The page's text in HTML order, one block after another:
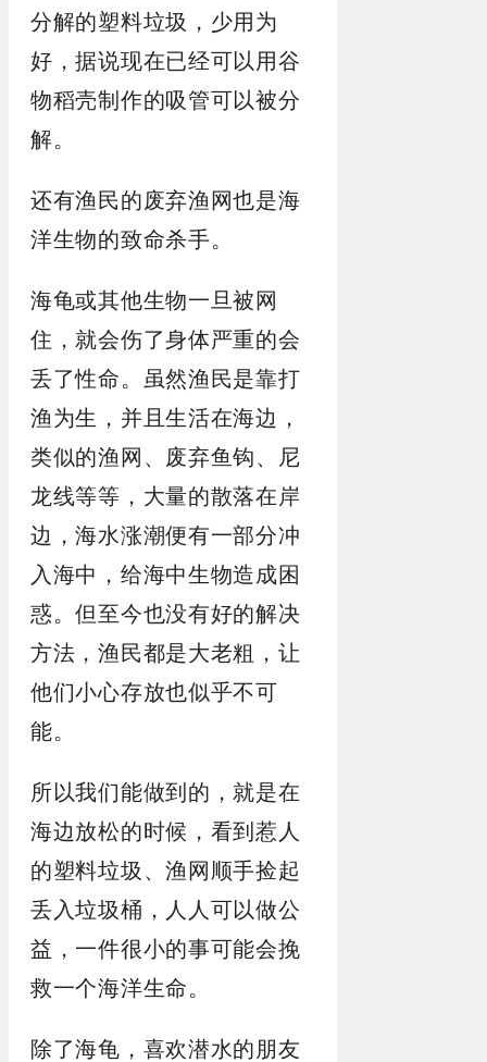
分解的塑料垃圾，少用为
好，据说现在已经可以用谷
物稻壳制作的吸管可以被分
解。
还有渔民的废弃渔网也是海
洋生物的致命杀手。
海龟或其他生物一旦被网
住，就会伤了身体严重的会
丢了性命。虽然渔民是靠打
渔为生，并且生活在海边，
类似的渔网、废弃鱼钩、尼
龙线等等，大量的散落在岸
边，海水涨潮便有一部分冲
入海中，给海中生物造成困
惑。但至今也没有好的解决
方法，渔民都是大老粗，让
他们小心存放也似乎不可
能。
所以我们能做到的，就是在
海边放松的时候，看到惹人
的塑料垃圾、渔网顺手捡起
丢入垃圾桶，人人可以做公
益，一件很小的事可能会挽
救一个海洋生命。
除了海龟，喜欢潜水的朋友